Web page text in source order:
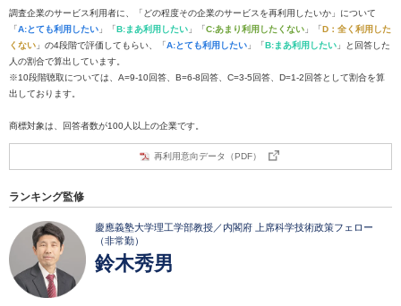
調査企業のサービス利用者に、「どの程度その企業のサービスを再利用したいか」について
「A:とても利用したい 」「B:まあ利用したい 」「C:あまり利用したくない 」「D：全く利用した
くない 」の4段階で評価してもらい、「A:とても利用したい 」「B:まあ利用したい 」と回答した
人の割合で算出しています。
※10段階聴取については、A=9-10回答、B=6-8回答、C=3-5回答、D=1-2回答として割合を算
出しております。
商標対象は、回答者数が100人以上の企業です。
再利用意向データ（PDF）
ランキング監修
慶應義塾大学理工学部教授／内閣府 上席科学技術政策フェロー
（非常勤）
鈴木秀男